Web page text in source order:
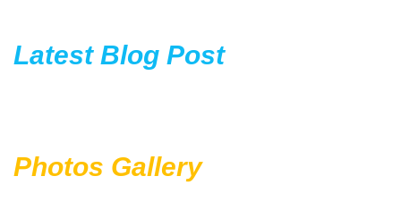
Latest Blog Post
Photos Gallery